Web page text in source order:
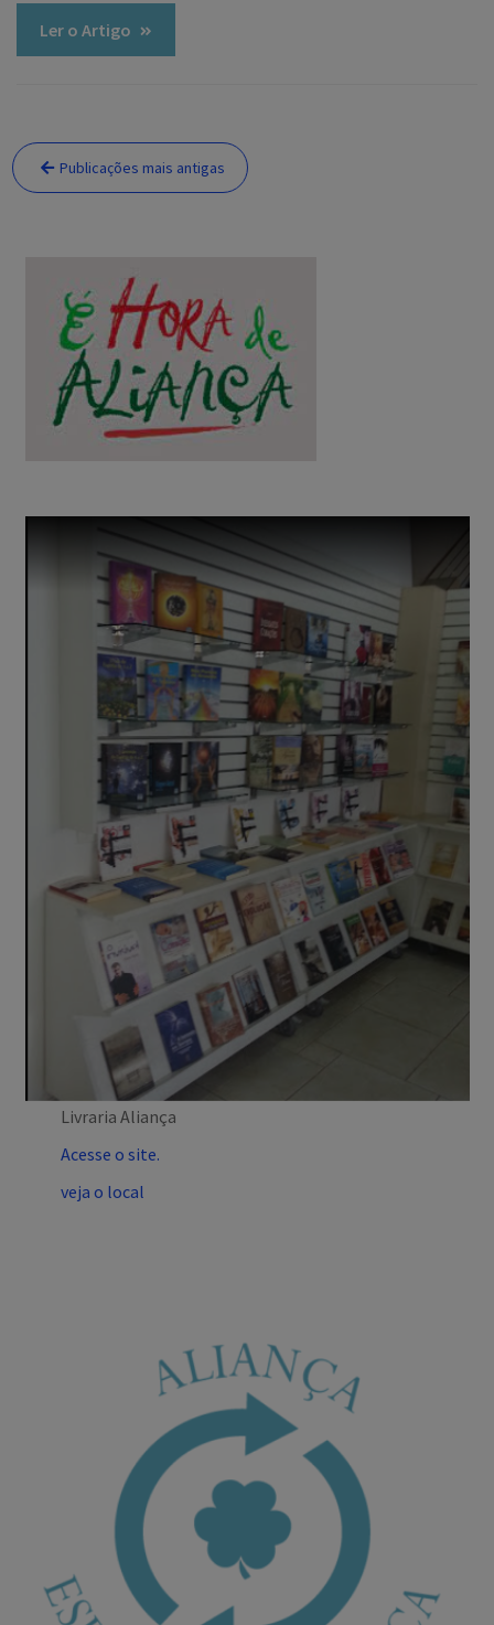
Ler o Artigo
Navegação
por
Publicações mais antigas
Livraria Aliança
Acesse o site.
veja o local